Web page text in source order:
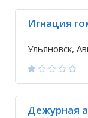
Игнация
Ульяновск,
Дежурная